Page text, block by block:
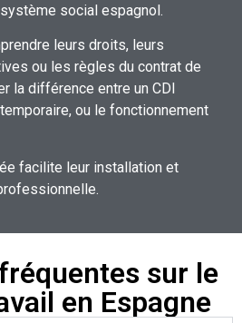
social espagnol.
leurs droits, leurs
ou les règles du contrat de
la différence entre un CDI
ou le fonctionnement
facilite leur installation et
sur le
en Espagne